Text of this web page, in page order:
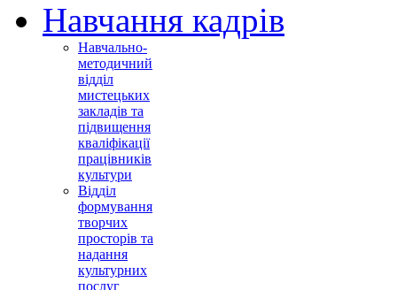
Навчання кадрів
Навчально-
методичний
відділ
мистецьких
закладів та
підвищення
кваліфікації
працівників
культури
Відділ
формування
творчих
просторів та
надання
культурних
послуг